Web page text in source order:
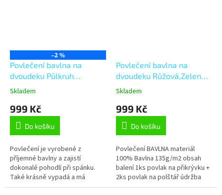
–2 %
Povlečení bavlna na
dvoudeku Půlkruh
oranžová 180x200, 2ks
Skladem
999 Kč
Do košíku
Povlečení je vyrobené z
příjemné bavlny a zajistí
dokonalé pohodlí při spánku.
Také krásně vypadá a má
kvalitní potisk, což zaručuje
Povlečení bavlna na
dvoudeku Růžová,Zelená
180x200
Skladem
999 Kč
Do košíku
Povlečení BAVLNA materiál
100% Bavlna 135g/m2 obsah
balení 1ks povlak na přikrývku +
2ks povlak na polštář údržba
povlečení praní na 60°C mírný